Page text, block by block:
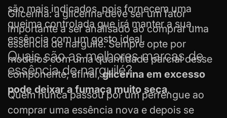
Glicerina: a glicerina deve ser um fator
importante a ser analisado ao comprar uma
essência de narguilé. Sempre opte por
modelos com uma quantidade parcial desse
componente, afinal,glicerina em excesso
pode deixar a fumaça muito seca.
são mais indicados, pois fornecem uma
queima controlada que irá manter a sua
essência com um gosto ideal.
Quais são as melhores marcas de
essência de narguilé?
Quem nunca passou por um perrengue ao
comprar uma essência nova e depois se